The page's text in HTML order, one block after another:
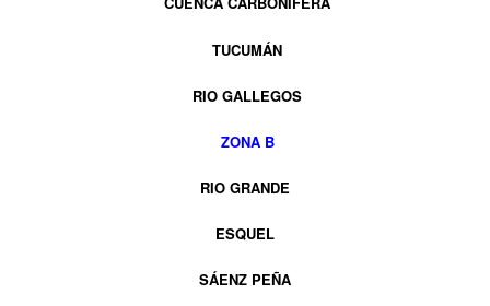
TUCUMÁN
RIO GALLEGOS
ZONA B
RIO GRANDE
ESQUEL
SÁENZ PEÑA